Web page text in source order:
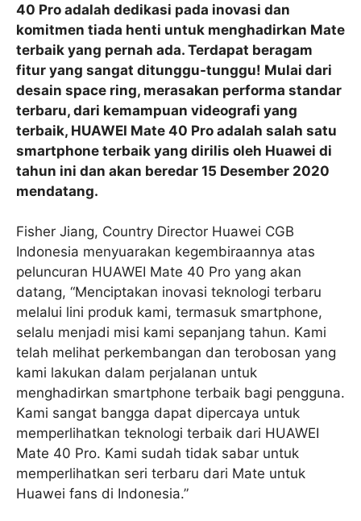
40 Pro adalah dedikasi pada inovasi dan
komitmen tiada henti untuk menghadirkan Mate
terbaik yang pernah ada. Terdapat beragam
fitur yang sangat ditunggu-tunggu! Mulai dari
desain space ring, merasakan performa standar
terbaru, dari kemampuan videografi yang
terbaik, HUAWEI Mate 40 Pro adalah salah satu
smartphone terbaik yang dirilis oleh Huawei di
tahun ini dan akan beredar 15 Desember 2020
mendatang.
Fisher Jiang, Country Director Huawei CGB
Indonesia menyuarakan kegembiraannya atas
peluncuran HUAWEI Mate 40 Pro yang akan
datang, “Menciptakan inovasi teknologi terbaru
melalui lini produk kami, termasuk smartphone,
selalu menjadi misi kami sepanjang tahun. Kami
telah melihat perkembangan dan terobosan yang
kami lakukan dalam perjalanan untuk
menghadirkan smartphone terbaik bagi pengguna.
Kami sangat bangga dapat dipercaya untuk
memperlihatkan teknologi terbaik dari HUAWEI
Mate 40 Pro. Kami sudah tidak sabar untuk
memperlihatkan seri terbaru dari Mate untuk
Huawei fans di Indonesia.”